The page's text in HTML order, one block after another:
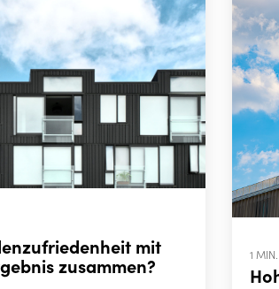
mit
zusammen?
1